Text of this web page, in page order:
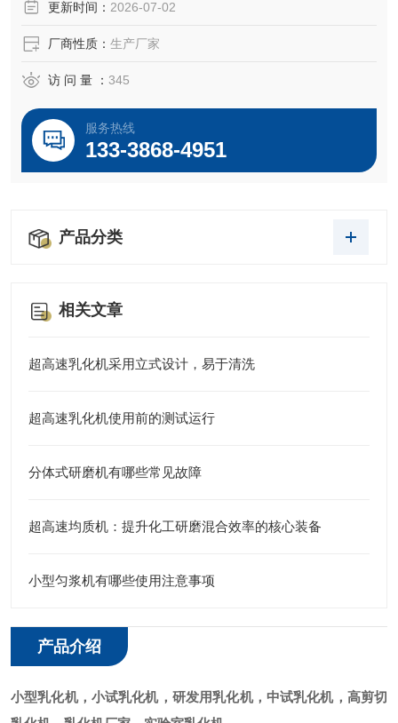
更新时间： 2026-07-02
厂商性质： 生产厂家
访 问 量 ： 345
服务热线
133-3868-4951
产品分类
相关文章
超高速乳化机采用立式设计，易于清洗
超高速乳化机使用前的测试运行
分体式研磨机有哪些常见故障
超高速均质机：提升化工研磨混合效率的核心装备
小型匀浆机有哪些使用注意事项
产品介绍
小型乳化机，小试乳化机，研发用乳化机，中试乳化机，高剪切